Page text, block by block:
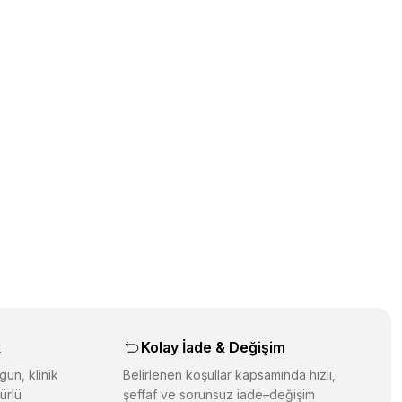
klinik
Kolay İade & Değişim
Belirlenen koşullar kapsamında hızlı,
şeffaf ve sorunsuz iade–değişim